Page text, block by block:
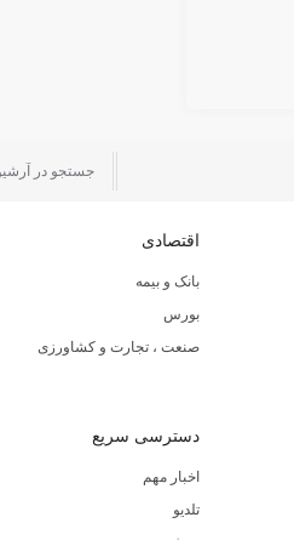
اقتصادی
بانک و بیمه
بورس
صنعت ، تجارت و کشاورزی
دسترسی سریع
اخبار مهم
تلدیو